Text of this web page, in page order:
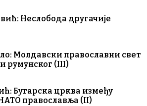
Неслобода другачије
Молдавски православни свет
румунског (III)
Бугарска црква између
православља (II)